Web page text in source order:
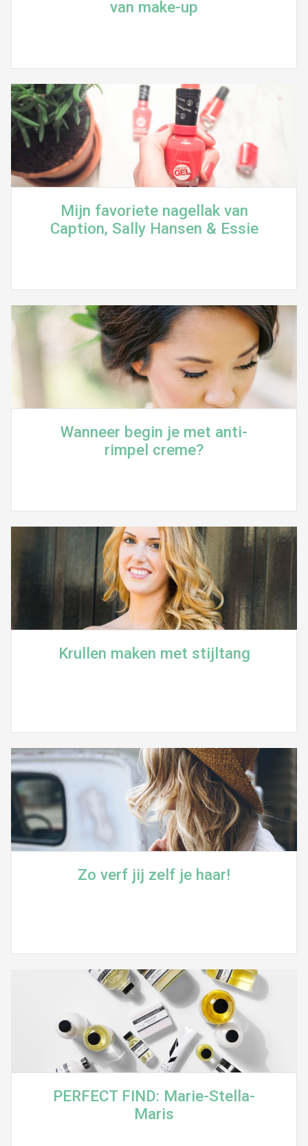
van make-up
Mijn favoriete nagellak van
Caption, Sally Hansen & Essie
Wanneer begin je met anti-
rimpel creme?
Krullen maken met stijltang
Zo verf jij zelf je haar!
PERFECT FIND: Marie-Stella-
Maris